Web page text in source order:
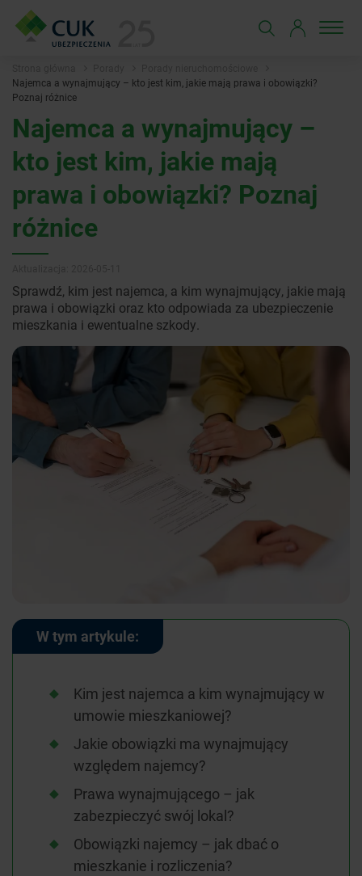
Najemca a wynajmujący – kto jest kim, jakie mają prawa i obowiązki?
Poznaj różnice
Najemca a wynajmujący –
kto jest kim, jakie mają
prawa i obowiązki? Poznaj
różnice
Sprawdź, kim jest najemca, a kim wynajmujący, jakie mają
prawa i obowiązki oraz kto odpowiada za ubezpieczenie
mieszkania i ewentualne szkody.
W tym artykule:
Kim jest najemca a kim wynajmujący w
umowie mieszkaniowej?
Jakie obowiązki ma wynajmujący
względem najemcy?
Prawa wynajmującego – jak
zabezpieczyć swój lokal?
Obowiązki najemcy – jak dbać o
mieszkanie i rozliczenia?